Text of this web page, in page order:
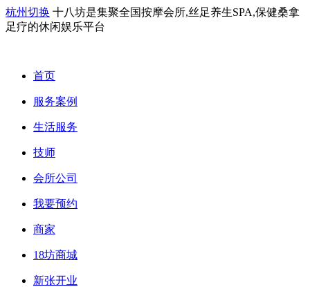
杭州切换 十八坊是集聚全国按摩会所,丝足养生SPA,保健桑拿
足疗的休闲娱乐平台
首页
服务案例
生活服务
技师
会所公司
我要预约
商家
18坊商城
新张开业